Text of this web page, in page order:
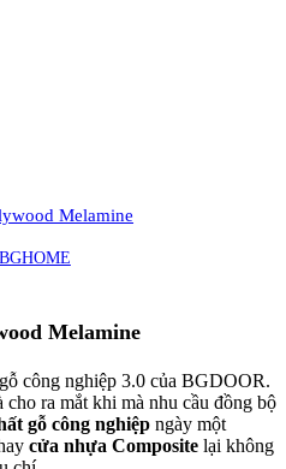
Melamine
Melamine
công nghiệp 3.0 của BGDOOR.
cho ra mắt khi mà nhu cầu đồng bộ
gỗ công nghiệp ngày một
cửa nhựa Composite lại không